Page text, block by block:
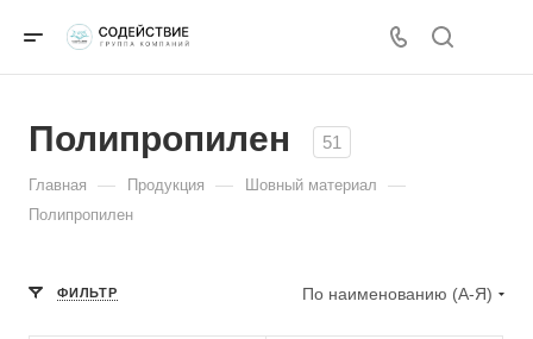
Полипропилен 51
Главная — Продукция — Шовный материал —
Полипропилен
ФИЛЬТР По наименованию (А-Я)